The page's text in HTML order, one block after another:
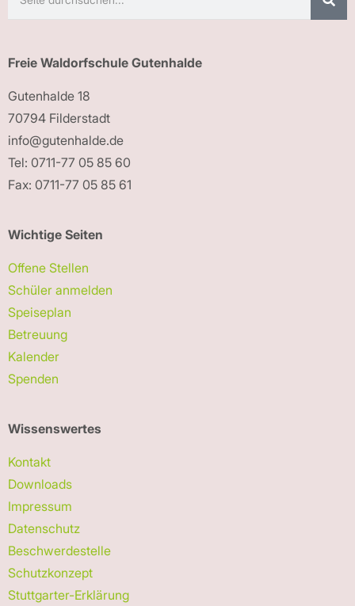
Freie Waldorfschule Gutenhalde
Gutenhalde 18
70794 Filderstadt
info@gutenhalde.de
Tel: 0711-77 05 85 60
Fax: 0711-77 05 85 61
Wichtige Seiten
Offene Stellen
Schüler anmelden
Speiseplan
Betreuung
Kalender
Spenden
Wissenswertes
Kontakt
Downloads
Impressum
Datenschutz
Beschwerdestelle
Schutzkonzept
Stuttgarter-Erklärung